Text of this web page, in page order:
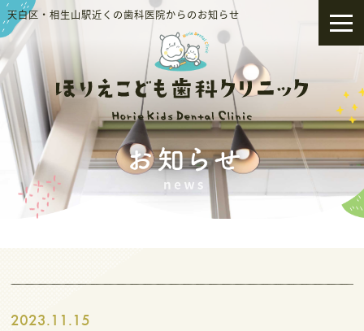
天白区・相生山駅近くの歯科医院からのお知らせ
2023.11.15